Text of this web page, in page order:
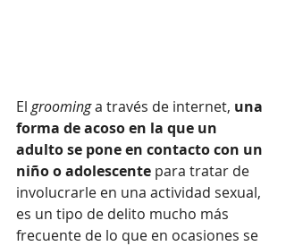
El grooming a través de internet, una
forma de acoso en la que un
adulto se pone en contacto con un
niño o adolescente para tratar de
involucrarle en una actividad sexual,
es un tipo de delito mucho más
frecuente de lo que en ocasiones se